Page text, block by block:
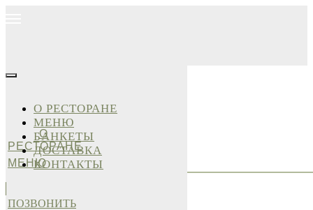
О
РЕСТОРАНЕ
МЕНЮ
О РЕСТОРАНЕ
МЕНЮ
БАНКЕТЫ
ДОСТАВКА
КОНТАКТЫ
ПОЗВОНИТЬ